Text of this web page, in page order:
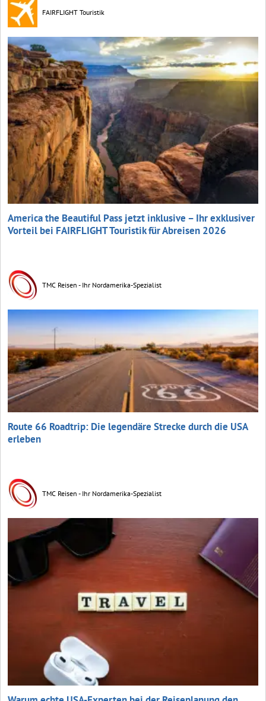
FAIRFLIGHT Touristik
America the Beautiful Pass jetzt inklusive – Ihr exklusiver
Vorteil bei FAIRFLIGHT Touristik für Abreisen 2026
TMC Reisen - Ihr Nordamerika-Spezialist
Route 66 Roadtrip: Die legendäre Strecke durch die USA
erleben
TMC Reisen - Ihr Nordamerika-Spezialist